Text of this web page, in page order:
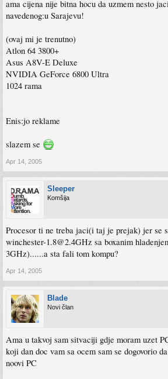
ama cijena nije bitna hocu da uzmem nesto
navedenog:u Sarajevu!
(ovaj mi je trenutno)
Atlon 64 3800+
Asus A8V-E Deluxe
NVIDIA GeForce 6800 Ultra
1024 rama
Enis:jo reklame
slazem se
Apr 14, 2005
Sleeper
Komšija
Procesor ti ne treba jaci(i taj je prejak) jer se
winchester-1.8@2.4GHz sa boxanim
3GHz)......a sta fali tom kompu?
Apr 14, 2005
Blade
Novi član
Ama u takvoj sam sitvaciji gdje moram uzet
koji dan doc vam sa ocem sam se dogovorio
noovi PC